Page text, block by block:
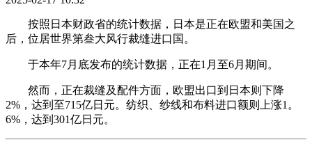
按照日本财政省的统计数据，日本是正在欧盟和美国之
后，位居世界第叁大风行裁缝进口国。
于本年7月底发布的统计数据，正在1月至6月期间。
然而，正在裁缝及配件方面，欧盟出口到日本则下降
2%，达到至715亿日元。纺织、纱线和布料进口额则上涨1。
6%，达到301亿日元。